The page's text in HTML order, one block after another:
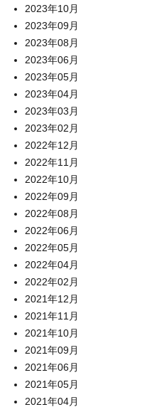
2023年10月
2023年09月
2023年08月
2023年06月
2023年05月
2023年04月
2023年03月
2023年02月
2022年12月
2022年11月
2022年10月
2022年09月
2022年08月
2022年06月
2022年05月
2022年04月
2022年02月
2021年12月
2021年11月
2021年10月
2021年09月
2021年06月
2021年05月
2021年04月